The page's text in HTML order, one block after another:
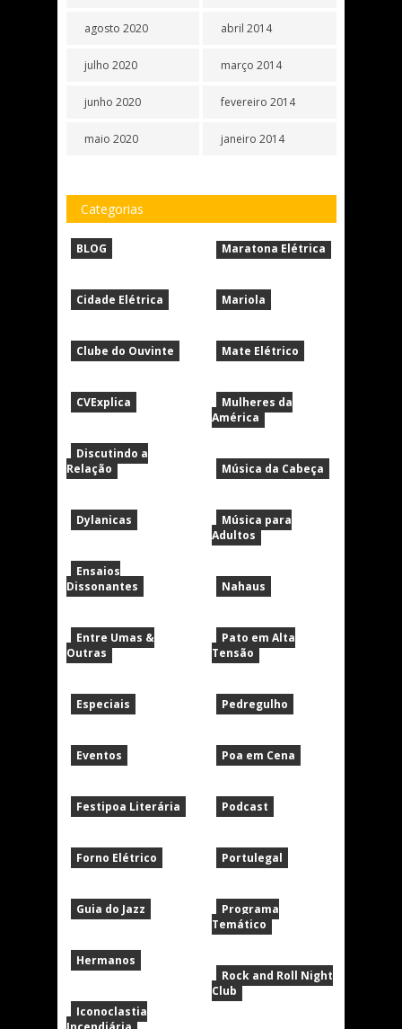
agosto 2020
julho 2020
junho 2020
maio 2020
abril 2014
março 2014
fevereiro 2014
janeiro 2014
Categorias
BLOG
Cidade Elétrica
Clube do Ouvinte
CVExplica
Discutindo a
Relação
Dylanicas
Ensaios
Dissonantes
Entre Umas &
Outras
Especiais
Eventos
Festipoa Literária
Forno Elétrico
Guia do Jazz
Hermanos
Iconoclastia
Maratona Elétrica
Mariola
Mate Elétrico
Mulheres da
América
Música da Cabeça
Música para
Adultos
Nahaus
Pato em Alta
Tensão
Pedregulho
Poa em Cena
Podcast
Portulegal
Programa
Temático
Rock and Roll Night
Club